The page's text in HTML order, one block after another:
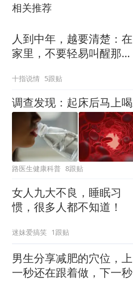
相关推荐
人到中年，越要清楚：在
家里，不要轻易叫醒那个
十指说情 5跟贴
路医生健康科普 8跟贴
女人九大不良，睡眠习
惯，很多人都不知道！
迷妹爱搞笑 1跟贴
男生分享减肥的穴位，上
一秒还在跟着做，下一秒